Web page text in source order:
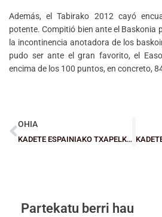
Además, el Tabirako 2012 cayó
potente. Compitió bien ante el Baskonia
la incontinencia anotadora de los
pudo ser ante el gran favorito, el
encima de los 100 puntos, en concreto,
OHIA
KADETE ESPAINIAKO TXAPELKETA: Lointek Gernika, arazorik gabe; Fundación Bilbao Basket Fundazioa, zailtasunak
Partekatu berri hau